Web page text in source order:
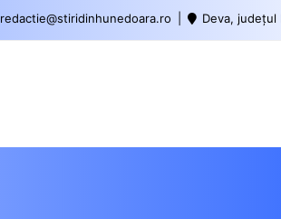
redactie@stiridinhunedoara.ro Deva, județul